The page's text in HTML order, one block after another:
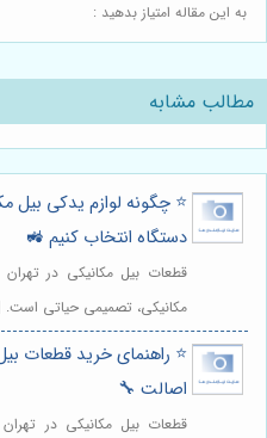
به این مقاله امتیاز بدهید :
مطالب مشابه
⭐️ چگونه لوازم یدکی بیل
دستگاه انتخاب کنیم 🚜
قطعات بیل مکانیکی در
مکانیکی، تصمیمی حیاتی
⭐️ راهنمای خرید قطعات
اصالت 🔧
قطعات بیل مکانیکی در